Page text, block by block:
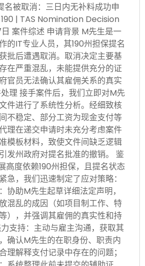
名被取消：三日内无补料成功申
| TAS Nomination Decision
案件综述 申请背景 M先生是一
的IT专业人员，其190州担保提名
批后遭遇取消。取消决定主要基
在严重混乱，未能提供充分的证
官员无法确认其雇佣关系的真实
理 接手案件后，我们立即对M先
件进行了系统性分析。经细致核
不稳定、部分工资为现金支付等
理在递交申请时未充分考虑案件
模板材料，致使文件间缺乏逻辑
发州政府对提名批准的撤销。 鉴
高度依赖190州担保，且提名状态
急，我们迅速制定了应对策略：
协助M先生起草详细法定声明，
混乱的成因（如项目制工作、特
），并强调其雇佣的真实性和持
支持：主动与雇主沟通，获取其
确认M先生的在职身份、职责内
理解释支付记录中存在的问题；